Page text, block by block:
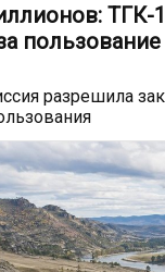
ТГК-
разрешила